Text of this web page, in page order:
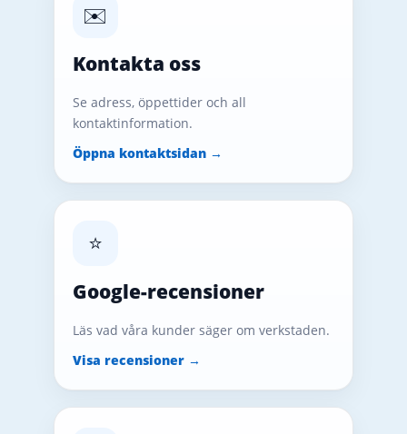
✉️
Kontakta oss
Se adress, öppettider och all
kontaktinformation.
Öppna kontaktsidan →
⭐
Google-recensioner
Läs vad våra kunder säger om verkstaden.
Visa recensioner →